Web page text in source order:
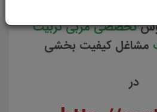
تخصصی مربی تربیت
مشاغل کیفیت بخشی
در